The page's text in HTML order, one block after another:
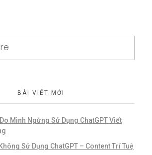
BÀI VIẾT MỚI
Mình Ngừng Sử Dụng ChatGPT Viết
Sử Dụng ChatGPT – Content Trí Tuệ